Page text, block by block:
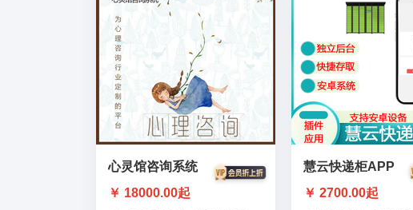
心灵馆咨询系统
￥ 18000.00起
慧云快递柜APP
￥ 2700.00起